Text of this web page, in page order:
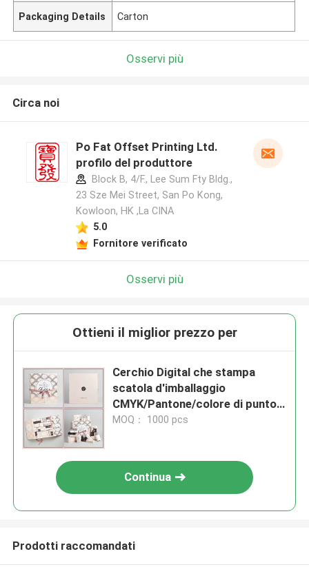
Packaging Details Carton
Osservi più
Circa noi
Po Fat Offset Printing Ltd.
profilo del produttore
Block B, 4/F., Lee Sum Fty Bldg.,
23 Sze Mei Street, San Po Kong,
Kowloon, HK ,La CINA
5.0
Fornitore verificato
Osservi più
Ottieni il miglior prezzo per
Cerchio Digital che stampa
scatola d'imballaggio
CMYK/Pantone/colore di punto
con il gancio/magnete
MOQ： 1000 pcs
Continua
Prodotti raccomandati